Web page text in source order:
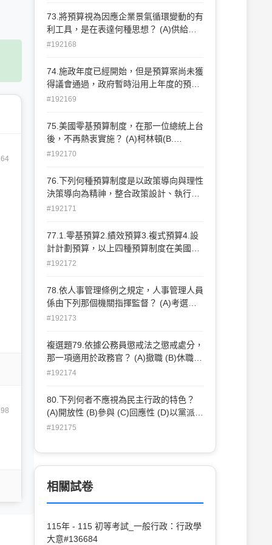
73.將預算視為因應企業景氣循環變動的有
利工具，是在表達何種思想？ (A)供給面
經濟學 (B)凱因斯理論 (C)華格納法則 (D)
#192168
74.施政年度已經開始，但是預算案尚未獲
得議會通過，政府暫時沿用上年度的預
算，此稱為： (A)實行預算 (B)擬定預算
#192169
75.美國零基預算制度，在那一位總統上台
後，不再熱衷實施？ (A)柯林頓(B.
Clinton) (B)布希(G. Bush) (C)雷根(R.
#192170
76.下列何種預算制度是以政策導向與理性
決策導向為精神，整合政策設計、執行與
控制評估的過程？ (A)績效預算 (B)總額預
#192171
77.1.零基預算2.績效預算3.複式預算4.設
計計劃預算，以上四種預算制度在美國聯
邦政府實施的先後順序為何？ (A)1234
#192172
78.依人事管理條例之規定，人事管理人員
係由下列那個機關指揮監督？ (A)考選部
(B)行政院人事行政總處 (C)銓敘部 (D)公
#192173
複選題79.依據公務員懲戒法之懲戒處分，
那一項適用於政務官？ (A)撤職 (B)休職
#192174
80.下列何者不應視為民主行政的特色？
(A)開放性 (B)參與 (C)回應性 (D)以黨派利
益為優先
#192175
相關試卷
115年 - 115 初等考試_一般行政：行政學
大意#136684